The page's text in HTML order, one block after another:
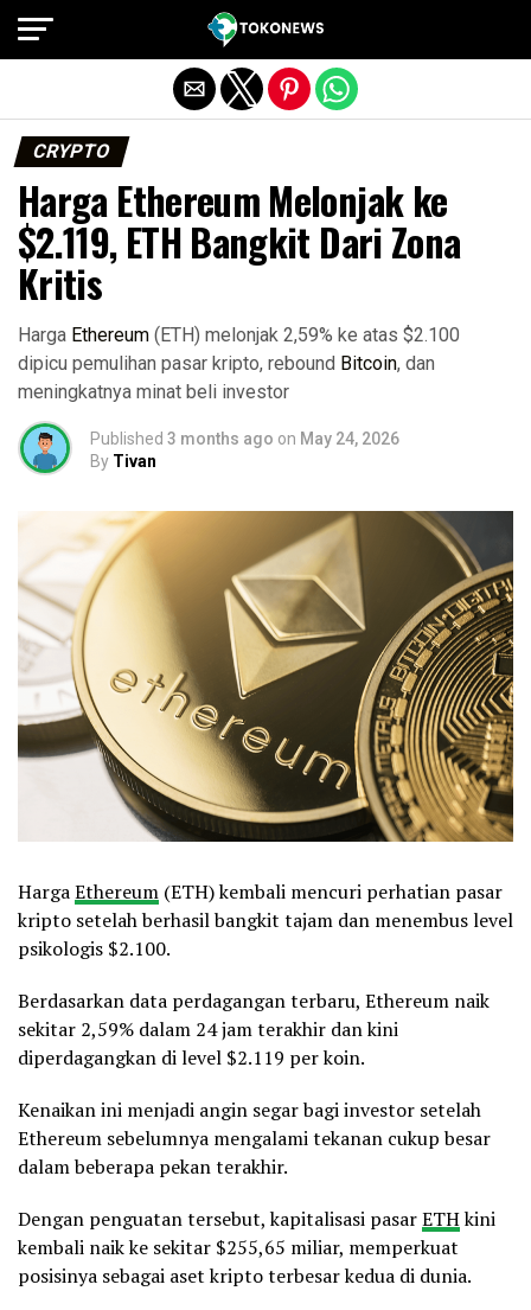
CRYPTO
Harga Ethereum Melonjak ke
$2.119, ETH Bangkit Dari Zona
Kritis
Harga Ethereum (ETH) melonjak 2,59% ke atas $2.100
dipicu pemulihan pasar kripto, rebound Bitcoin, dan
meningkatnya minat beli investor
Published 3 months ago on May 24, 2026
By Tivan
HargaEthereum (ETH) kembali mencuri perhatian pasar
kripto setelah berhasil bangkit tajam dan menembus level
psikologis $2.100.
Berdasarkan data perdagangan terbaru, Ethereum naik
sekitar 2,59% dalam 24 jam terakhir dan kini
diperdagangkan di level $2.119 per koin.
Kenaikan ini menjadi angin segar bagi investor setelah
Ethereum sebelumnya mengalami tekanan cukup besar
dalam beberapa pekan terakhir.
Dengan penguatan tersebut, kapitalisasi pasarETHkini
kembali naik ke sekitar $255,65 miliar, memperkuat
posisinya sebagai aset kripto terbesar kedua di dunia.
Exit mobile version